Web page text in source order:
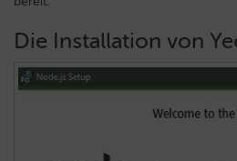
Die Installation von